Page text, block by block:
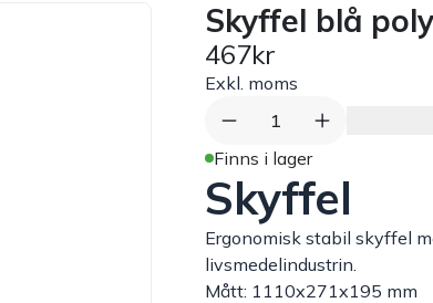
Skyffel blå
467kr
Exkl. moms
1
Finns i lager
Skyffel
Ergonomisk stabil skyffel
livsmedelindustrin.
Mått: 1110x271x195 mm